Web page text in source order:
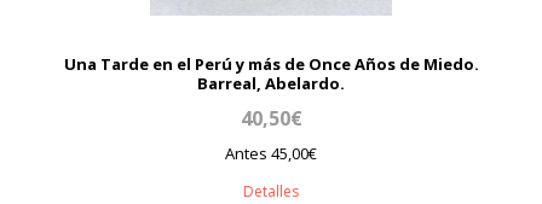
Una Tarde en el Perú y más de Once Años de Miedo.
Barreal, Abelardo.
40,50€
Antes 45,00€
Detalles